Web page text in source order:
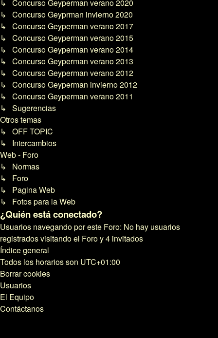
↳ Concurso Geyperman verano 2020
↳ Concurso Geyprman invierno 2020
↳ Concurso Geyperman verano 2017
↳ Concurso Geyperman verano 2015
↳ Concurso Geyperman verano 2014
↳ Concurso Geyperman verano 2013
↳ Concurso Geyperman verano 2012
↳ Concurso Geyperman invierno 2012
↳ Concurso Geyperman verano 2011
↳ Sugerencias
Otros temas
↳ OFF TOPIC
↳ Intercambios
Web - Foro
↳ Normas
↳ Foro
↳ Pagina Web
↳ Fotos para la Web
¿Quién está conectado?
Usuarios navegando por este Foro: No hay usuarios
registrados visitando el Foro y 4 invitados
Índice general
Todos los horarios son UTC+01:00
Borrar cookies
Usuarios
El Equipo
Contáctanos